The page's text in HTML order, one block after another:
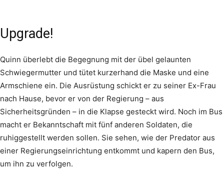
Upgrade!
Quinn überlebt die Begegnung mit der übel gelaunten
Schwiegermutter und tütet kurzerhand die Maske und eine
Armschiene ein. Die Ausrüstung schickt er zu seiner Ex-Frau
nach Hause, bevor er von der Regierung – aus
Sicherheitsgründen – in die Klapse gesteckt wird. Noch im Bus
macht er Bekanntschaft mit fünf anderen Soldaten, die
ruhiggestellt werden sollen. Sie sehen, wie der Predator aus
einer Regierungseinrichtung entkommt und kapern den Bus,
um ihn zu verfolgen.